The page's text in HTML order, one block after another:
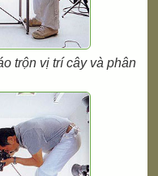
trộn vị trí cây và phân